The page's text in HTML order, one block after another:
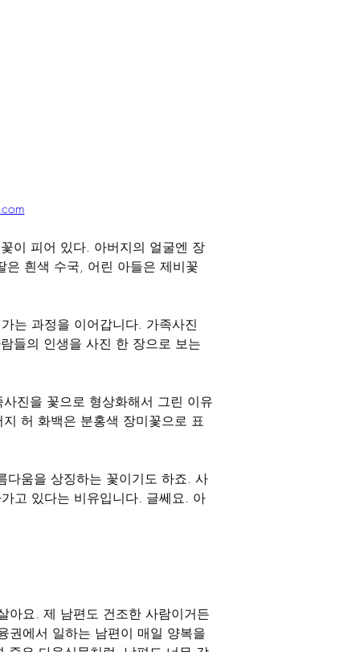
이 피어 있다. 아버지의 얼굴엔 장
은 흰색 수국, 어린 아들은 제비꽃
는 과정을 이어갑니다. 가족사진
들의 인생을 사진 한 장으로 보는
진을 꽃으로 형상화해서 그린 이유
허 화백은 분홍색 장미꽃으로 표
다움을 상징하는 꽃이기도 하죠. 사
고 있다는 비유입니다. 글쎄요. 아
아요. 제 남편도 건조한 사람이거든
권에서 일하는 남편이 매일 양복을